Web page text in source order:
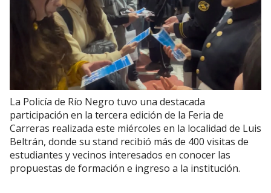
La Policía de Río Negro tuvo una destacada
participación en la tercera edición de la Feria de
Carreras realizada este miércoles en la localidad de Luis
Beltrán, donde su stand recibió más de 400 visitas de
estudiantes y vecinos interesados en conocer las
propuestas de formación e ingreso a la institución.